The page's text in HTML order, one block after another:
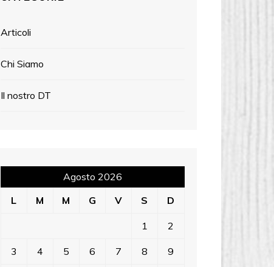
Articoli
Chi Siamo
Il nostro DT
Agosto 2026
L
M M G V S D
1 2
3 4 5 6 7 8 9